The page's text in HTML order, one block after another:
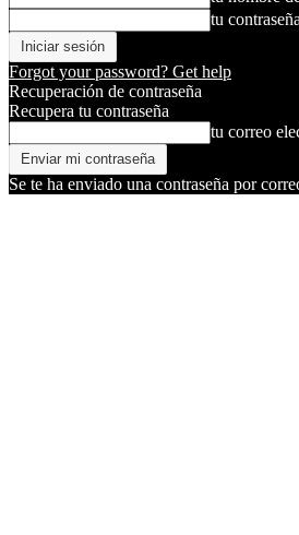
tu contraseña
Forgot your password? Get help
Recuperación de contraseña
Recupera tu contraseña
tu correo
Se te ha enviado una contraseña por